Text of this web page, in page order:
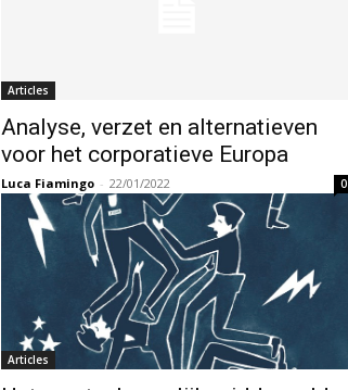
Articles
Analyse, verzet en alternatieven
voor het corporatieve Europa
Luca Fiamingo - 22/01/2022 0
Articles